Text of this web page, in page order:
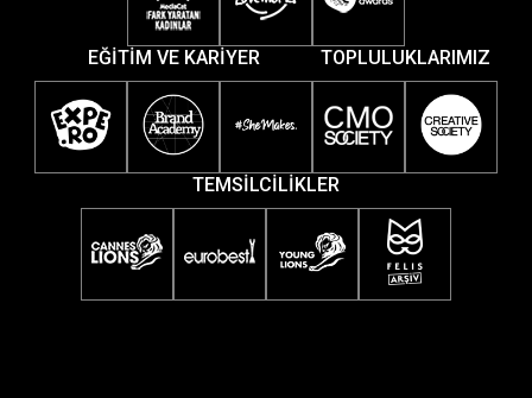
EĞİTİM VE KARİYER TOPLULUKLARIMIZ
TEMSİLCİLİKLER